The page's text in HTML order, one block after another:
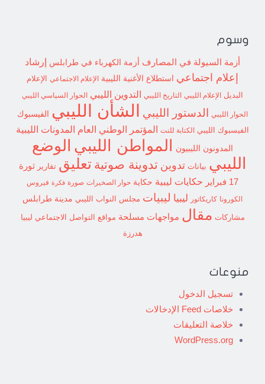
وسوم
أزمة السيولة في المصارف أزمة الكهرباء في طرابلس إرشاد
إعلام اجتماعي استطلاع الأغنية الليبية الإعلام الاجتماعي
الإعلام
البديل الإعلام الليبي التاريخ الليبي التدوين الليبي الحوار السياسي الليبي
الحوار الليبي الدستور الليبي الشأن الليبي الفيسبوك
الفيسبوك الليبي الكتابة للنت المؤتمر الوطني العام المدونات الليبية
المدونون الليبيون المواطن الليبي الوضع
الليبي بيانات تدوين تدوينة صوتية تعليق تقارير
ثورة
17 فبراير
حكايات ليبية حكاية حوار الصخيرات صورة فكرة فيروس
الكورونا كاريكاتور ليبيا ليبيات مجلس النواب الليبي مدينة طرابلس
مشاركات مقال مواجهات مسلحة مواقع التواصل الاجتماعي ليبيا
هدرزة
منوعات
تسجيل الدخول
خلاصات Feed الإدخالات
خلاصة التعليقات
WordPress.org